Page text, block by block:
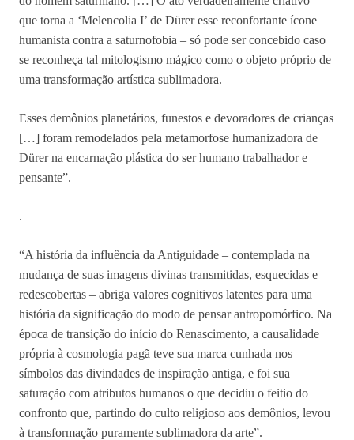
que torna a ‘Melencolia I’ de Dürer esse reconfortante ícone
humanista contra a saturnofobia – só pode ser concebido caso
se reconheça tal mitologismo mágico como o objeto próprio de
uma transformação artística sublimadora.
Esses demônios planetários, funestos e devoradores de crianças
[…] foram remodelados pela metamorfose humanizadora de
Dürer na encarnação plástica do ser humano trabalhador e
pensante”.
.
“A história da influência da Antiguidade – contemplada na
mudança de suas imagens divinas transmitidas, esquecidas e
redescobertas – abriga valores cognitivos latentes para uma
história da significação do modo de pensar antropomórfico. Na
época de transição do início do Renascimento, a causalidade
própria à cosmologia pagã teve sua marca cunhada nos
símbolos das divindades de inspiração antiga, e foi sua
saturação com atributos humanos o que decidiu o feitio do
confronto que, partindo do culto religioso aos demônios, levou
à transformação puramente sublimadora da arte”.